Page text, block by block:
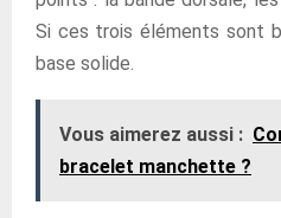
Si ces trois éléments sont
base solide.
Vous aimerez aussi :
bracelet manchette ?